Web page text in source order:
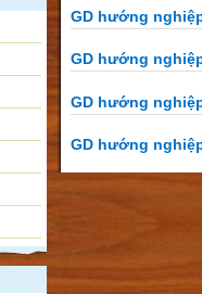
GD hướng
GD hướng
GD hướng
GD hướng